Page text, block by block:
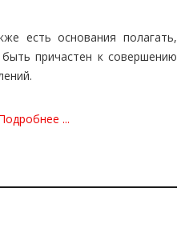
есть основания полагать,
причастен к совершению
...